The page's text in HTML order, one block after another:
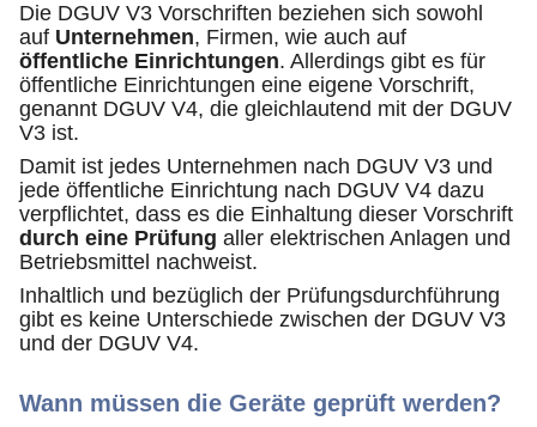
Die DGUV V3 Vorschriften beziehen sich sowohl
auf Unternehmen, Firmen, wie auch auf
öffentliche Einrichtungen. Allerdings gibt es für
öffentliche Einrichtungen eine eigene Vorschrift,
genannt DGUV V4, die gleichlautend mit der DGUV
V3 ist.
Damit ist jedes Unternehmen nach DGUV V3 und
jede öffentliche Einrichtung nach DGUV V4 dazu
verpflichtet, dass es die Einhaltung dieser Vorschrift
durch eine Prüfung aller elektrischen Anlagen und
Betriebsmittel nachweist.
Inhaltlich und bezüglich der Prüfungsdurchführung
gibt es keine Unterschiede zwischen der DGUV V3
und der DGUV V4.
Wann müssen die Geräte geprüft werden?